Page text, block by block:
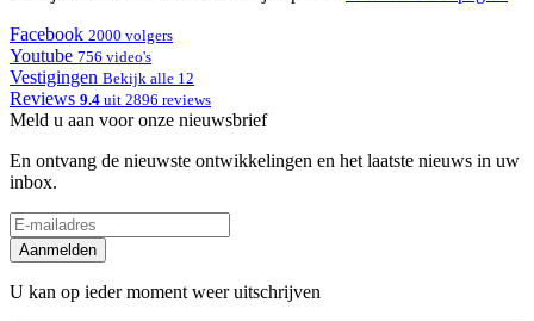
Facebook 2000 volgers
Youtube 756 video's
Vestigingen Bekijk alle 12
Reviews 9.4 uit 2896 reviews
Meld u aan voor onze nieuwsbrief
En ontvang de nieuwste ontwikkelingen en het laatste nieuws in uw
inbox.
Aanmelden
U kan op ieder moment weer uitschrijven